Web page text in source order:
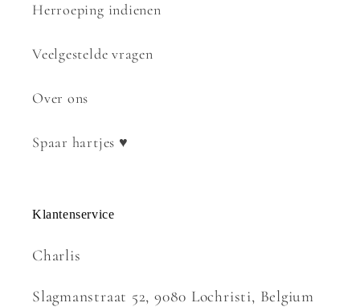
Herroeping indienen
Veelgestelde vragen
Over ons
Spaar hartjes ♥
Klantenservice
Charlis
Slagmanstraat 52, 9080 Lochristi, Belgium